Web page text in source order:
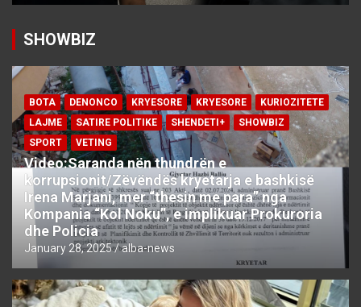
SHOWBIZ
BOTA DENONCO KRYESORE KRYESORE
KURIOZITETE
LAJME
SATIRE POLITIKE SHENDETI+
SHOWBIZ
SPORT
VETING
Video:Saranda nën thundrën e
korrupsionit/Zëvëndës kryetarja e bashkisë
Irena Marjani, mer “thesin me para” nga
Kompania “Kol Noku”, e implikuar Prokuroria
dhe Policia
January 28, 2025 alba-news